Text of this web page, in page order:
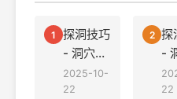
1
探洞技巧
- 洞穴探
险中的路
线规划技
2025-10-
22
2 探
-
险
备
22